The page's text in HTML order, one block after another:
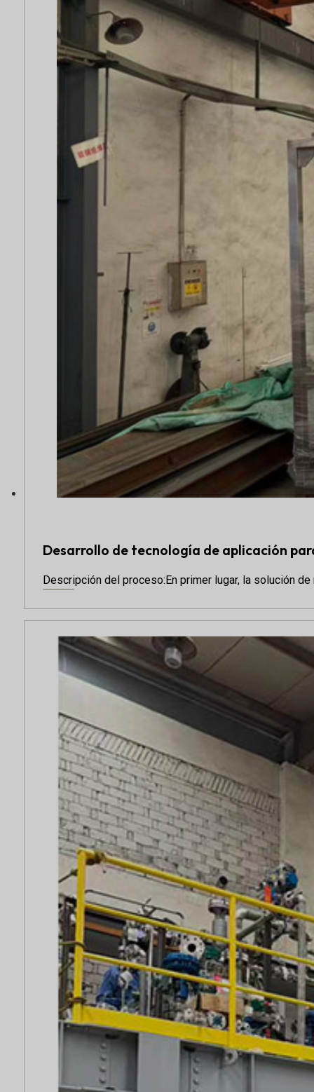
Desarrollo de tecnología de aplicación
Descripción del proceso:En primer lugar, la solución